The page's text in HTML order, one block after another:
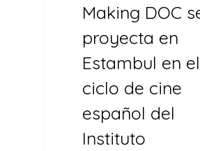
Making DOC
proyecta en
Estambul en el
ciclo de cine
español del
Instituto